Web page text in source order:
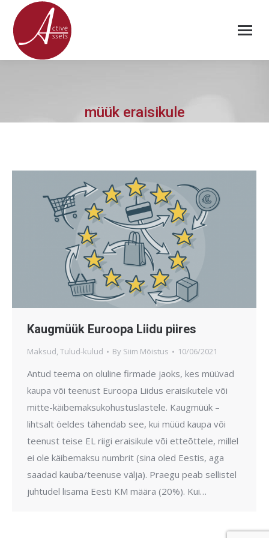
müük eraisikule
Kaugmüük Euroopa Liidu piires
Maksud, Tulud-kulud By Siim Mõistus 10/06/2021
Antud teema on oluline firmade jaoks, kes müüvad
kaupa või teenust Euroopa Liidus eraisikutele või
mitte-käibemaksukohustuslastele. Kaugmüük –
lihtsalt öeldes tähendab see, kui müüd kaupa või
teenust teise EL riigi eraisikule või etteõttele, millel
ei ole käibemaksu numbrit (sina oled Eestis, aga
saadad kauba/teenuse välja). Praegu peab sellistel
juhtudel lisama Eesti KM määra (20%). Kui…